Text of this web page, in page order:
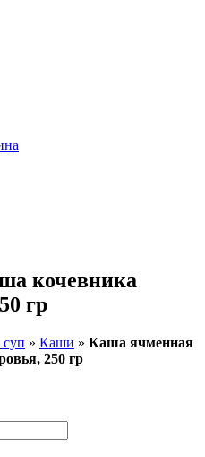
кочевника
гр
» Каши » Каша ячменная
250 гр